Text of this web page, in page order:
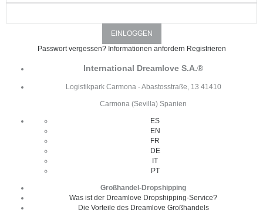
Passwort vergessen? Informationen anfordern Registrieren
International Dreamlove S.A.®
Logistikpark Carmona - Abastosstraße, 13 41410
Carmona (Sevilla) Spanien
ES
EN
FR
DE
IT
PT
Großhandel-Dropshipping
Was ist der Dreamlove Dropshipping-Service?
Die Vorteile des Dreamlove Großhandels